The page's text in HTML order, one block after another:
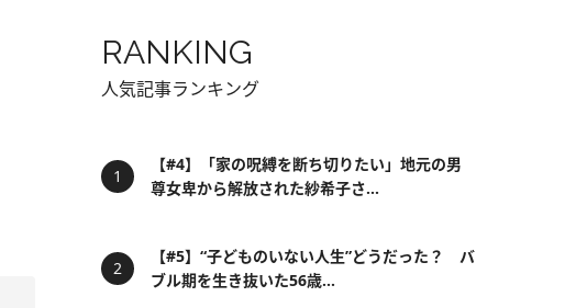
RANKING
人気記事ランキング
【#4】「家の呪縛を断ち切りたい」地元の男
尊女卑から解放された紗希子さ...
【#5】“子どものいない人生”どうだった？ バ
ブル期を生き抜いた56歳...